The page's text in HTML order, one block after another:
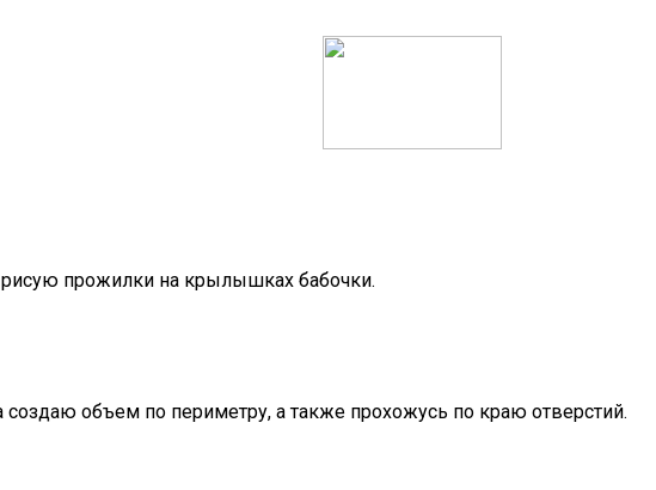
прожилки на крылышках бабочки.
создаю объем по периметру, а также прохожусь по краю отверстий.